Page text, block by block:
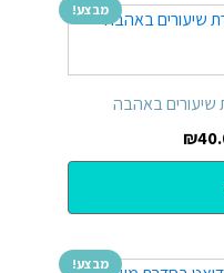
מבצע!
שיעורים באהבה
₪
מבצע!